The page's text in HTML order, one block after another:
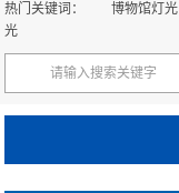
热门关键词：博物馆灯光
光